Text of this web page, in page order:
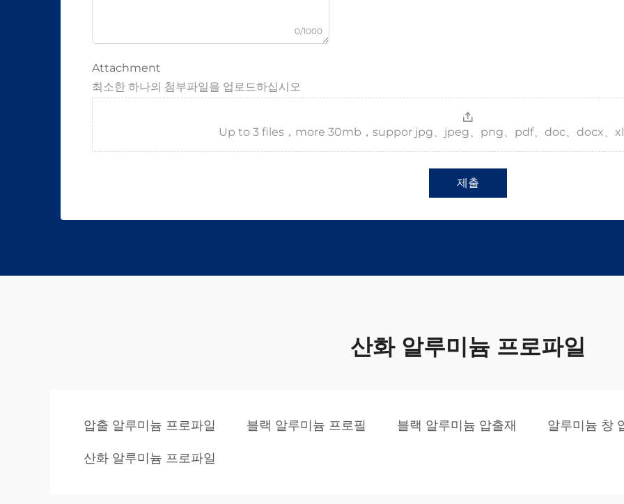
0/1000
Attachment
최소한 하나의 첨부파일을 업로드하십시오
Up to 3 files，more 30mb，suppor jpg、jpeg、png、pdf、doc、docx、
제출
산화 알루미늄 프로파일
압출 알루미늄 프로파일 블랙 알루미늄 프로필 블랙 알루미늄 압출재 알루미늄 창
산화 알루미늄 프로파일